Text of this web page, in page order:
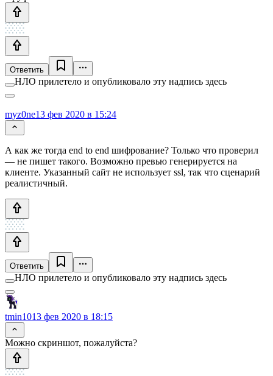
Ответить
НЛО прилетело и опубликовало эту надпись здесь
myz0ne13 фев 2020 в 15:24
А как же тогда end to end шифрование? Только что проверил
— не пишет такого. Возможно превью генерируется на
клиенте. Указанный сайт не использует ssl, так что сценарий
реалистичный.
Ответить
НЛО прилетело и опубликовало эту надпись здесь
tmin1013 фев 2020 в 18:15
Можно скриншот, пожалуйста?